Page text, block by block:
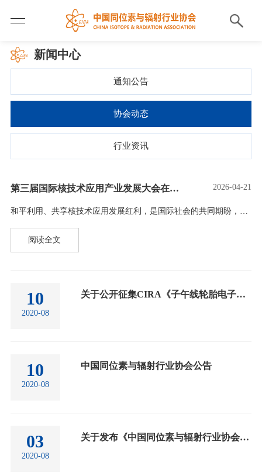
新闻中心
通知公告
协会动态
行业资讯
第三届国际核技术应用产业发展大会在北京开幕 首个全球核技术应用产业合作倡议发布 2026-04-21
和平利用、共享核技术应用发展红利，是国际社会的共同期盼，也是全球产业界的一致追求。4月21日下午，第三届国际核技术应用产业发展大会在北京开幕。中国同位素与辐射行业协会在会上发布了《携手构建开放包容、普惠共赢的国际核技术应用产业生态倡议》。来自中国、俄罗斯、英国、法国、比利时、苏丹、美国、加拿大、澳大利亚、韩国、泰国等20多个国家的400多名嘉宾代表参会。国际原子能机构副总干事刘华、中国国家原子能机构系统工程司司长李自平、塞尔维亚常驻维也纳代表团大使扎尔科奥布拉多维奇、中国国务院国有资产监督管理委员会规划发…
阅读全文
10
2020-08
关于公开征集CIRA《子午线轮胎电子束辐照预硫化技术规范》团体标准意见的通知
10
2020-08
中国同位素与辐射行业协会公告
03
2020-08
关于发布《中国同位素与辐射行业协会标准化工作管理办法（修订）》等2项文件的通知